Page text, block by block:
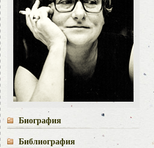
Биография
Библиография